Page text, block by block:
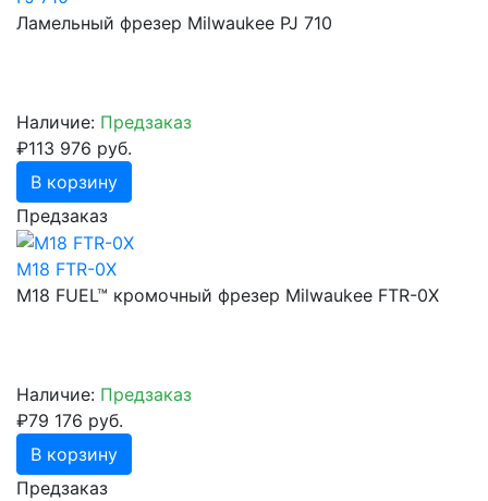
Ламельный фрезер Milwaukee PJ 710
Наличие: Предзаказ
₽113 976 руб.
В корзину
Предзаказ
M18 FTR-0X
M18 FUEL™ кромочный фрезер Milwaukee FTR-0X
Наличие: Предзаказ
₽79 176 руб.
В корзину
Предзаказ